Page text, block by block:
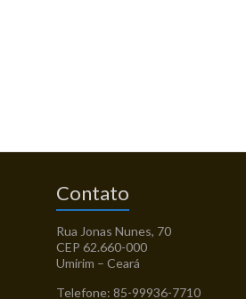
Contato
Rua Jonas Nunes, 70
CEP 62.660-000
Umirim – Ceará
Telefone: 85-99936-7710